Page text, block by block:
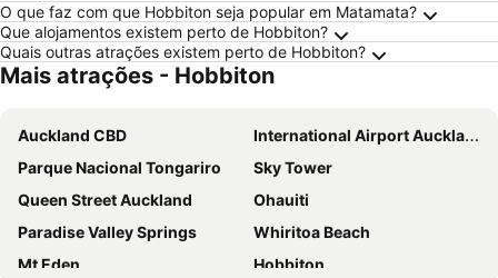
O que faz com que Hobbiton seja popular em Matamata?
Que alojamentos existem perto de Hobbiton?
Quais outras atrações existem perto de Hobbiton?
Mais atrações - Hobbiton
Auckland CBD
International Airport Auckland
Parque Nacional Tongariro
Sky Tower
Queen Street Auckland
Ohauiti
Paradise Valley Springs
Whiritoa Beach
Mt Eden
Hobbiton